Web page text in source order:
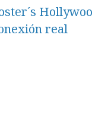
real